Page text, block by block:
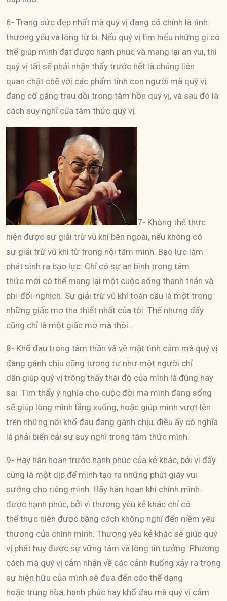
6- Trang sức đẹp nhất mà quý vị đang có chính là tình
thương yêu và lòng từ bi. Nếu quý vị tìm hiểu những gì có
thể giúp mình đạt được hạnh phúc và mang lại an vui, thì
quý vị tất sẽ phải nhận thấy trước hết là chúng liên
quan chặt chẽ với các phẩm tính con người mà quý vị
đang cố gắng trau dồi trong tâm hồn quý vị, và sau đó là
cách suy nghĩ của tâm thức quý vị.
7- Không thể thực
hiện được sự giải trừ vũ khí bên ngoài, nếu không có
sự giải trừ vũ khí từ trong nội tâm mình. Bạo lực làm
phát sinh ra bạo lực. Chỉ có sự an bình trong tâm
thức mới có thể mang lại một cuộc sống thanh thản và
phi-đối-nghịch. Sự giải trừ vũ khí toàn cầu là một trong
những giấc mơ tha thiết nhất của tôi. Thế nhưng đấy
cũng chỉ là một giấc mơ mà thôi…
8- Khổ đau trong tâm thần và về mặt tình cảm mà quý vị
đang gánh chịu cũng tương tư như một người chỉ
dẫn giúp quý vị trông thấy thái độ của mình là đúng hay
sai. Tìm thấy ý nghĩa cho cuộc đời mà mình đang sống
sẽ giúp lòng mình lắng xuống, hoặc giúp mình vượt lên
trên những nỗi khổ đau đang gánh chịu, điều ấy có nghĩa
là phải biến cải sự suy nghĩ trong tâm thức mình.
9- Hãy hân hoan trước hạnh phúc của kẻ khác, bởi vì đấy
cũng là một dịp để mình tạo ra những phút giây vui
sướng cho riêng mình. Hãy hân hoan khi chính mình
được hạnh phúc, bởi vì thương yêu kẻ khác chỉ có
thể thực hiện được bằng cách không nghĩ đến niềm yêu
thương của chính mình. Thương yêu kẻ khác sẽ giúp quý
vị phát huy được sự vững tâm và lòng tin tưởng. Phương
cách mà quý vị cảm nhận về các cảnh huống xảy ra trong
sự hiện hữu của mình sẽ đưa đến các thể dạng
hoặc trung hòa, hạnh phúc hay khổ đau mà quý vị cảm